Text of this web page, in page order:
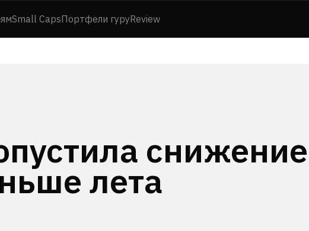
Small CapsПортфели гуруReview
снижение
лета